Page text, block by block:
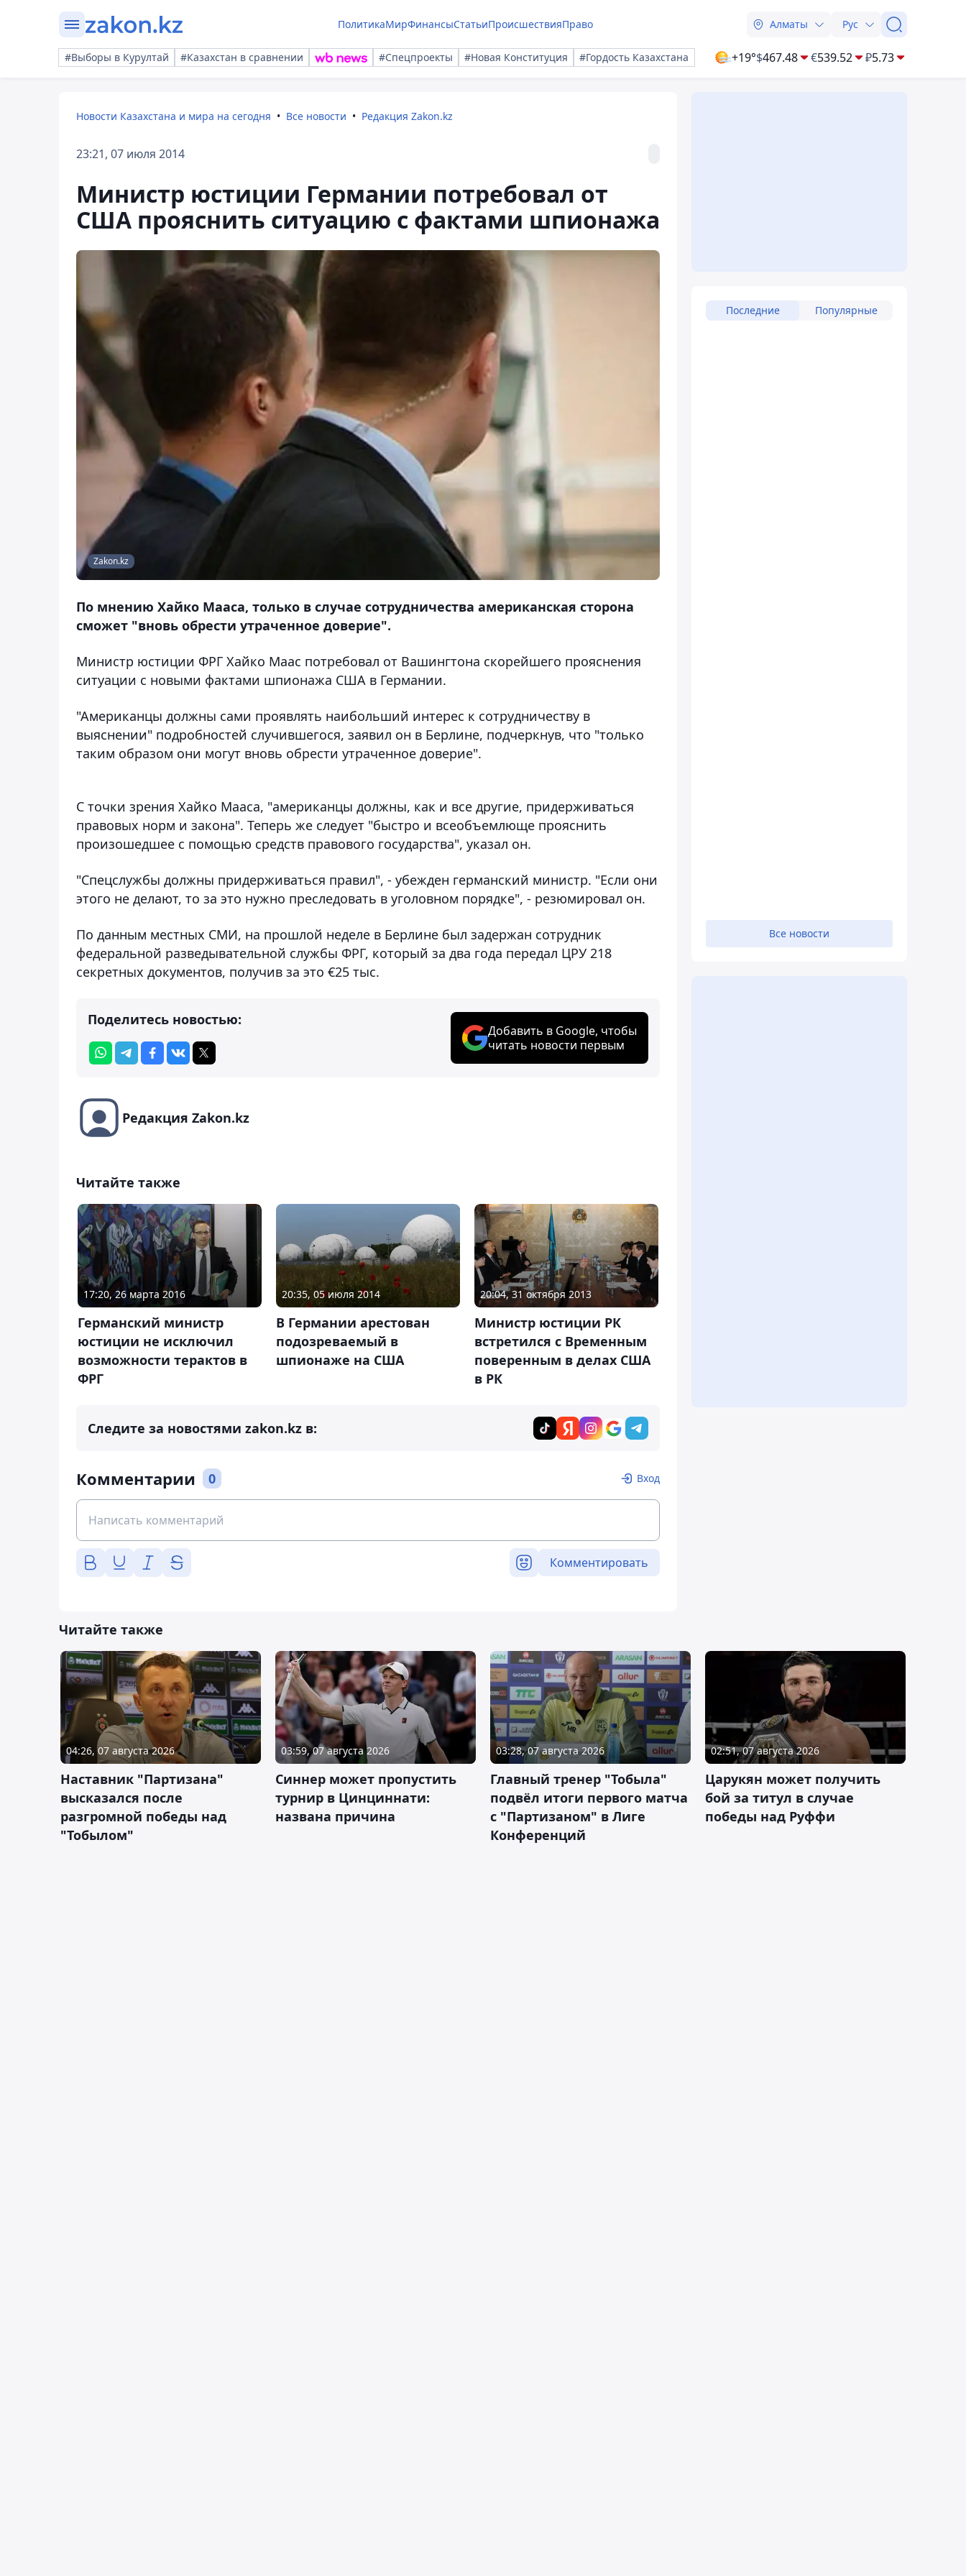
ПолитикаМирФинансыСтатьиПроисшествияПраво Алматы Рус
#Выборы в Курултай #Казахстан в сравнении #Спецпроекты #Новая Конституция #Гордость Казахстана +19°$467.48 €539.52 ₽5.73
Новости Казахстана и мира на сегодня Все новости Редакция Zakon.kz
23:21, 07 июля 2014
Министр юстиции Германии потребовал от
США прояснить ситуацию с фактами шпионажа
Zakon.kz
По мнению Хайко Мааса, только в случае сотрудничества американская сторона
сможет "вновь обрести утраченное доверие".
Министр юстиции ФРГ Хайко Маас потребовал от Вашингтона скорейшего прояснения
ситуации с новыми фактами шпионажа США в Германии.
"Американцы должны сами проявлять наибольший интерес к сотрудничеству в
выяснении" подробностей случившегося, заявил он в Берлине, подчеркнув, что "только
таким образом они могут вновь обрести утраченное доверие".
С точки зрения Хайко Мааса, "американцы должны, как и все другие, придерживаться
правовых норм и закона". Теперь же следует "быстро и всеобъемлюще прояснить
произошедшее с помощью средств правового государства", указал он.
"Спецслужбы должны придерживаться правил", - убежден германский министр. "Если они
этого не делают, то за это нужно преследовать в уголовном порядке", - резюмировал он.
По данным местных СМИ, на прошлой неделе в Берлине был задержан сотрудник
федеральной разведывательной службы ФРГ, который за два года передал ЦРУ 218
секретных документов, получив за это €25 тыс.
Поделитесь новостью:
Добавить в Google, чтобы
читать новости первым
Редакция Zakon.kz
Читайте также
17:20, 26 марта 2016
Германский министр
юстиции не исключил
возможности терактов в
ФРГ
20:35, 05 июля 2014
В Германии арестован
подозреваемый в
шпионаже на США
20:04, 31 октября 2013
Министр юстиции РК
встретился с Временным
поверенным в делах США
в РК
Следите за новостями zakon.kz в:
Комментарии 0 Вход
Комментировать
Последние Популярные
Все новости
Читайте также
04:26, 07 августа 2026
Наставник "Партизана"
высказался после
разгромной победы над
"Тобылом"
03:59, 07 августа 2026
Синнер может пропустить
турнир в Цинциннати:
названа причина
03:28, 07 августа 2026
Главный тренер "Тобыла"
подвёл итоги первого матча
с "Партизаном" в Лиге
Конференций
02:51, 07 августа 2026
Царукян может получить
бой за титул в случае
победы над Руффи